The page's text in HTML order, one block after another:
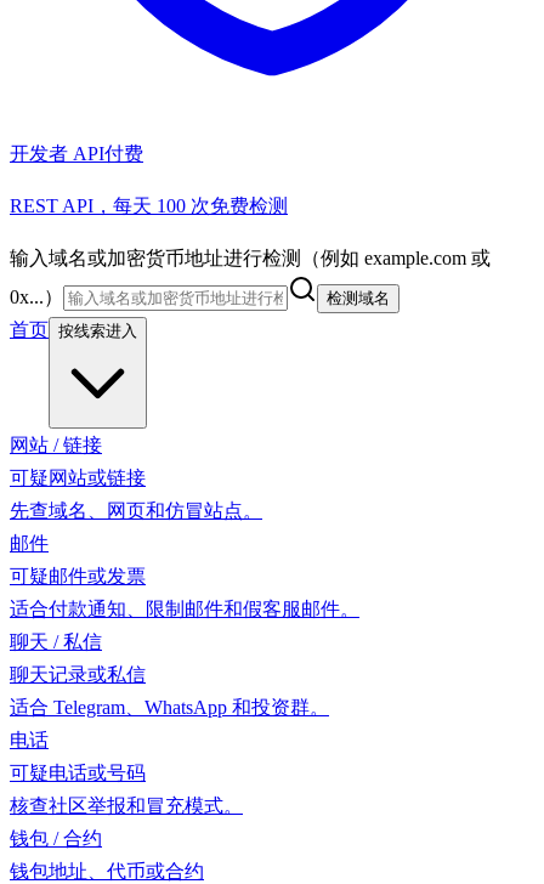
开发者 API付费
REST API，每天 100 次免费检测
输入域名或加密货币地址进行检测（例如 example.com 或
0x...）
检测域名
首页 按线索进入
网站 / 链接
可疑网站或链接
先查域名、网页和仿冒站点。
邮件
可疑邮件或发票
适合付款通知、限制邮件和假客服邮件。
聊天 / 私信
聊天记录或私信
适合 Telegram、WhatsApp 和投资群。
电话
可疑电话或号码
核查社区举报和冒充模式。
钱包 / 合约
钱包地址、代币或合约